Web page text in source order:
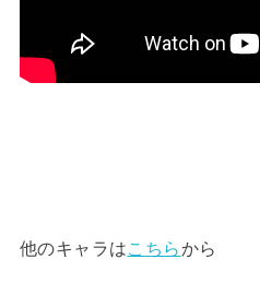
他のキャラは こちらから